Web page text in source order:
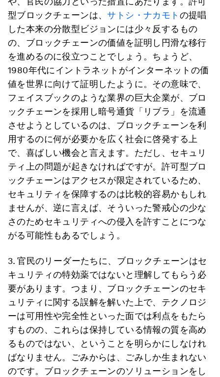
型ブロックチェーンは、サトシ・ナカモト の提唱
した本来の分散型ビジョンには少々反するもの
の、ブロックチェーンの価値を証明し円滑な移行
を進めるのに役立つことでしょう。ちょうど、
1980年代にイントラネットがインターネットの価
値を世界に向けて証明したように。その意味で、
フェイスブックのような業界の巨大企業が、ブロ
ックチェーンを採用し暗号通貨「リブラ」を流通
させようとしているのは、ブロックチェーンを利
用するのに何が必要かを広く社会に啓発する上
で、喜ばしい機会と言えます。ただし、セキュリ
ティ上の問題が起きなければですが。許可型ブロ
ックチェーンはアクセスが限定されているため、
セキュリティを保障するのは比較的容易かもしれ
ませんが、逆に言えば、そういった警戒心の少な
さのためセキュリティへの侵入を許すことにつな
がる可能性もあるでしょう。
3. 官民のリーダーたちに、ブロックチェーンはセ
キュリティの特効薬ではないと理解してもらう必
要があります。つまり、ブロックチェーンのセキ
ュリティに関する誤解を解いた上で、テクノロジ
ーは可用性や完全性といった面では利点をもたら
すものの、これらは保持している情報の質を高め
るものではない、ということを明らかにしなけれ
ばなりません。ごみからは、ごみしか生まれない
のです。ブロックチェーンのソリューションをし